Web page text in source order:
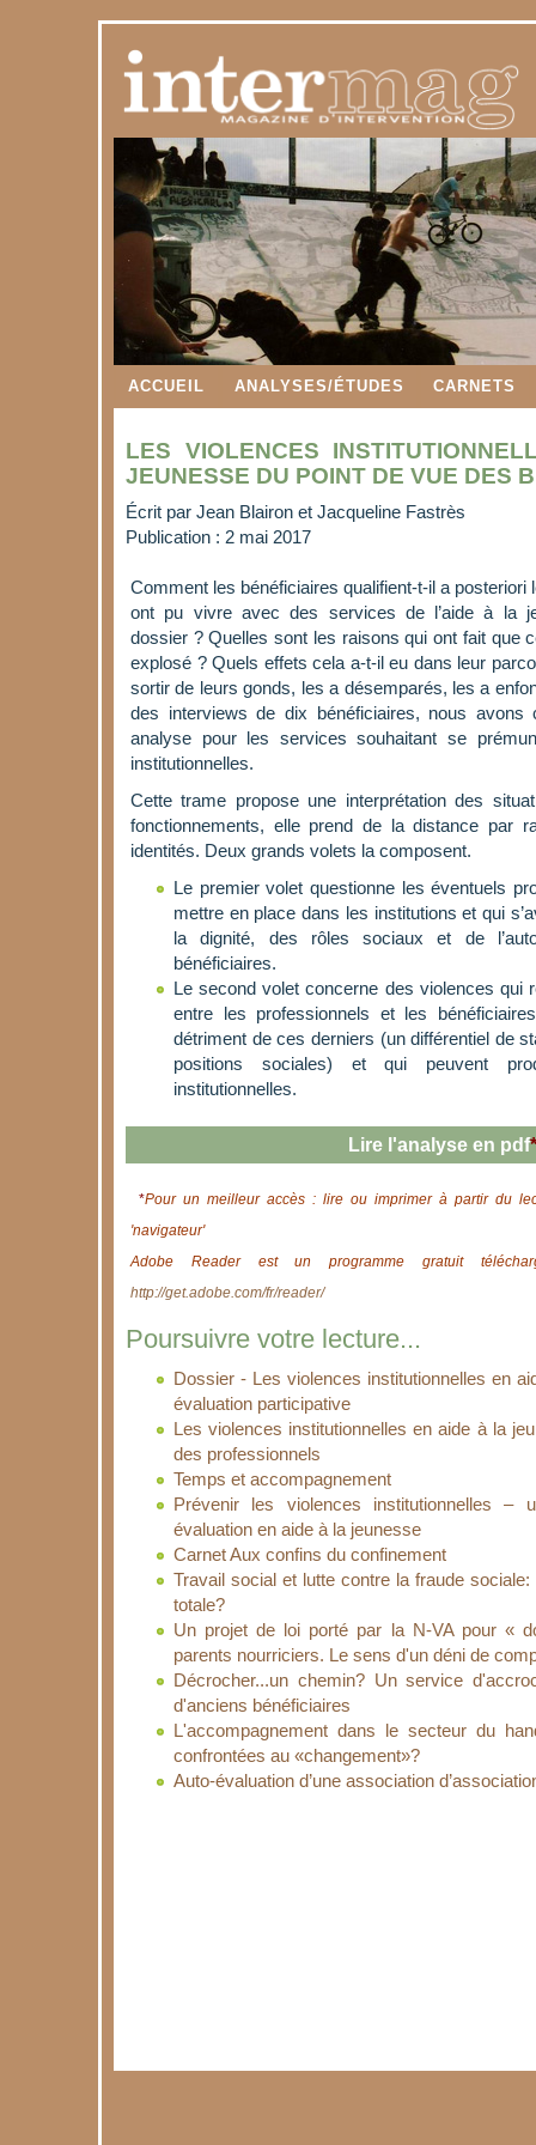
ACCUEIL ANALYSES/ÉTUDES CARNETS
LES VIOLENCES
JEUNESSE DU POINT DE VUE DES
Écrit par Jean Blairon et Jacqueline Fastrès
Publication : 2 mai 2017
Comment les bénéficiaires qualifient-t-il a posteriori
ont pu vivre avec des services de l’aide à la
dossier ? Quelles sont les raisons qui ont fait que
explosé ? Quels effets cela a-t-il eu dans leur
sortir de leurs gonds, les a désemparés, les a
des interviews de dix bénéficiaires, nous avons
analyse pour les services souhaitant se
institutionnelles.
Cette trame propose une interprétation des
fonctionnements, elle prend de la distance par
identités. Deux grands volets la composent.
Le premier volet questionne les éventuels
mettre en place dans les institutions et qui
la dignité, des rôles sociaux et de
bénéficiaires.
Le second volet concerne des violences qui
entre les professionnels et les
détriment de ces derniers (un différentiel de
positions sociales) et qui peuvent
institutionnelles.
Lire l'analyse en pdf*
*Pour un meilleur accès : lire ou imprimer à partir du
'navigateur'
Adobe Reader est un programme gratuit
http://get.adobe.com/fr/reader/
Poursuivre votre lecture...
Dossier - Les violences institutionnelles en
évaluation participative
Les violences institutionnelles en aide à la
des professionnels
Temps et accompagnement
Prévenir les violences institutionnelles –
évaluation en aide à la jeunesse
Carnet Aux confins du confinement
Travail social et lutte contre la fraude
totale?
Un projet de loi porté par la N-VA pour «
parents nourriciers. Le sens d'un déni de
Décrocher...un chemin? Un service
d'anciens bénéficiaires
L'accompagnement dans le secteur du
confrontées au «changement»?
Auto-évaluation d’une association